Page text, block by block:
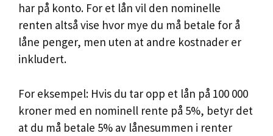
har på konto. For et lån vil den nominelle
renten altså vise hvor mye du må betale for å
låne penger, men uten at andre kostnader er
inkludert.
For eksempel: Hvis du tar opp et lån på 100 000
kroner med en nominell rente på 5%, betyr det
at du må betale 5% av lånesummen i renter